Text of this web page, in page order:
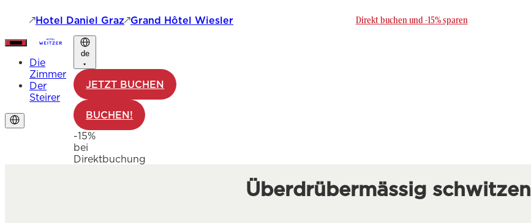
Direkt buchen und -15% sparen
Hotel Daniel Graz Grand Hôtel Wiesler
Die
Zimmer
Der
Steirer
de
JETZT BUCHEN
BUCHEN!
-15%
bei
Direktbuchung
Überdrüber­mässig schwitzen